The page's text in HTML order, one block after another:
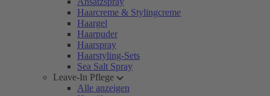
Haarcreme & Stylingcreme
Haargel
Haarpuder
Haarspray
Haarstyling-Sets
Sea Salt Spray
Leave-In Pflege
Alle anzeigen